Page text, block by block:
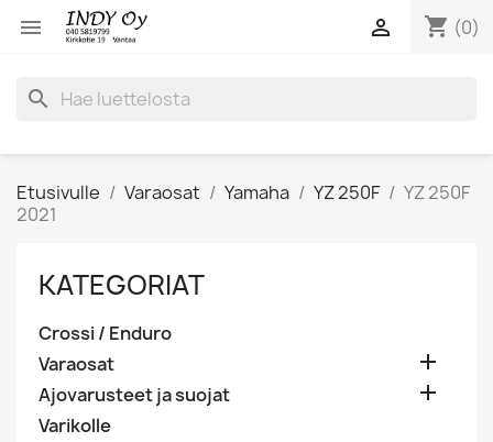
 shopping_cart (0)

search
Etusivulle Varaosat Yamaha YZ 250F
YZ 250F
2021
KATEGORIAT
Crossi / Enduro
Varaosat

Ajovarusteet ja suojat 
Varikolle